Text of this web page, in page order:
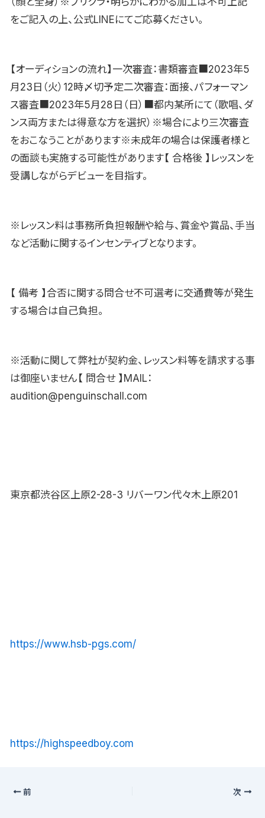
をご記入の上、公式LINEにてご応募ください。
【オーディションの流れ】一次審査：書類審査■2023年5
月23日（火）12時〆切予定二次審査：面接、パフォーマン
ス審査■2023年5月28日（日）■都内某所にて（歌唱、ダ
ンス両方または得意な方を選択）※場合により三次審査
をおこなうことがあります※未成年の場合は保護者様と
の面談も実施する可能性があります【 合格後 】レッスンを
受講しながらデビューを目指す。
※レッスン料は事務所負担報酬や給与、賞金や賞品、手当
など活動に関するインセンティブとなります。
【 備考 】合否に関する問合せ不可選考に交通費等が発生
する場合は自己負担。
※活動に関して弊社が契約金、レッスン料等を請求する事
は御座いません【 問合せ 】MAIL：
audition@penguinschall.com
東京都渋谷区上原2-28-3 リバーワン代々木上原201
https://www.hsb-pgs.com/
https://highspeedboy.com
前 次